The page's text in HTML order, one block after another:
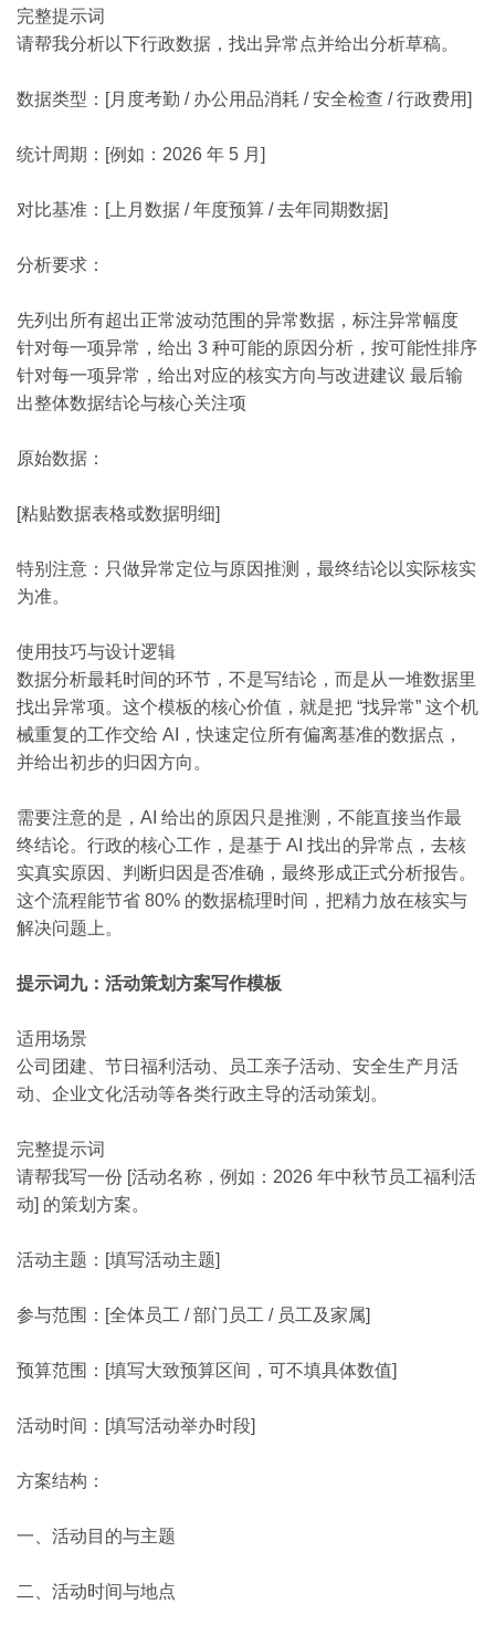
完整提示词
请帮我分析以下行政数据，找出异常点并给出分析草稿。
数据类型：[月度考勤 / 办公用品消耗 / 安全检查 / 行政费用]
统计周期：[例如：2026 年 5 月]
对比基准：[上月数据 / 年度预算 / 去年同期数据]
分析要求：
先列出所有超出正常波动范围的异常数据，标注异常幅度
针对每一项异常，给出 3 种可能的原因分析，按可能性排序
针对每一项异常，给出对应的核实方向与改进建议 最后输
出整体数据结论与核心关注项
原始数据：
[粘贴数据表格或数据明细]
特别注意：只做异常定位与原因推测，最终结论以实际核实
为准。
使用技巧与设计逻辑
数据分析最耗时间的环节，不是写结论，而是从一堆数据里
找出异常项。这个模板的核心价值，就是把 “找异常” 这个机
械重复的工作交给 AI，快速定位所有偏离基准的数据点，
并给出初步的归因方向。
需要注意的是，AI 给出的原因只是推测，不能直接当作最
终结论。行政的核心工作，是基于 AI 找出的异常点，去核
实真实原因、判断归因是否准确，最终形成正式分析报告。
这个流程能节省 80% 的数据梳理时间，把精力放在核实与
解决问题上。
提示词九：活动策划方案写作模板
适用场景
公司团建、节日福利活动、员工亲子活动、安全生产月活
动、企业文化活动等各类行政主导的活动策划。
完整提示词
请帮我写一份 [活动名称，例如：2026 年中秋节员工福利活
动] 的策划方案。
活动主题：[填写活动主题]
参与范围：[全体员工 / 部门员工 / 员工及家属]
预算范围：[填写大致预算区间，可不填具体数值]
活动时间：[填写活动举办时段]
方案结构：
一、活动目的与主题
二、活动时间与地点